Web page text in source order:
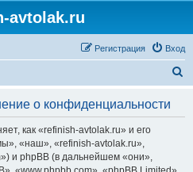
avtolak.ru
Вход
Регистрация
о конфиденциальности
как «refinish-avtolak.ru» и его
«наш», «refinish-avtolak.ru»,
и phpBB (в дальнейшем «они»,